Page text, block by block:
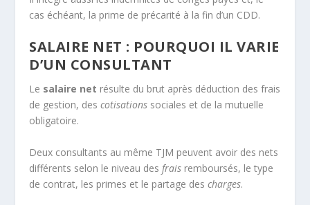
cas échéant, la prime de précarité à la fin d’un CDD.
SALAIRE NET : POURQUOI IL VARIE
D’UN CONSULTANT
Le salaire net résulte du brut après déduction des frais
de gestion, descotisations sociales et de la mutuelle
obligatoire.
Deux consultants au même TJM peuvent avoir des nets
différents selon le niveau des frais remboursés, le type
de contrat, les primes et le partage descharges.